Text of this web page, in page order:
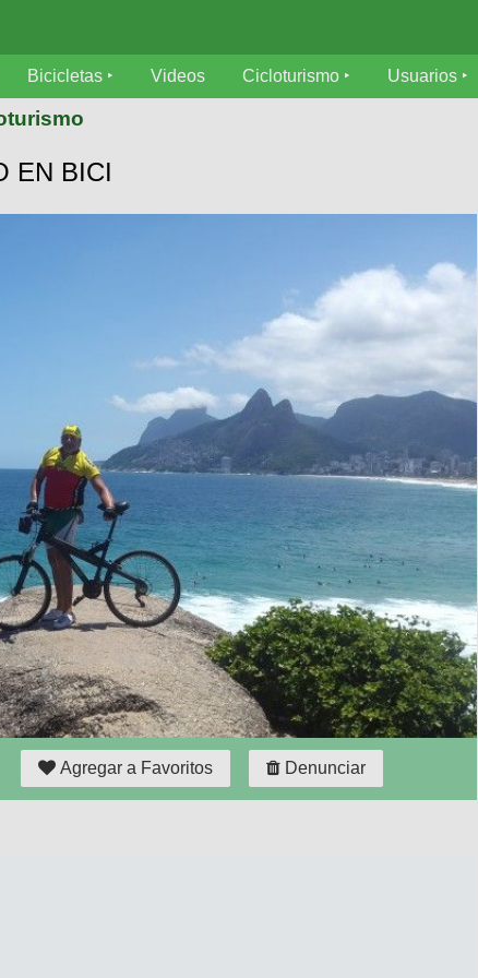
Bicicletas Videos Cicloturismo Usuarios
EN BICI
Agregar a Favoritos Denunciar